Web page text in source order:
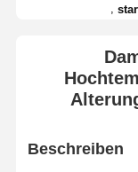
,
Beschreiben